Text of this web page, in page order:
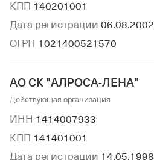
КПП 140201001
Дата регистрации 06.08.2002
ОГРН 1021400521570
АО СК "АЛРОСА-ЛЕНА"
Действующая организация
ИНН 1414007933
КПП 141401001
Дата регистрации 14.05.1998